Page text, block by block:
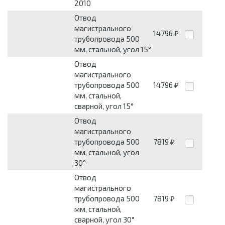
2010
Отвод
магистрального
трубопровода 500
мм, стальной, угол 15°
14796 ₽
Отвод
магистрального
трубопровода 500
мм, стальной,
сварной, угол 15°
14796 ₽
Отвод
магистрального
трубопровода 500
мм, стальной, угол
30°
7819 ₽
Отвод
магистрального
трубопровода 500
мм, стальной,
сварной, угол 30°
7819 ₽